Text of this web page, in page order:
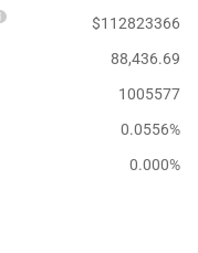
$112823366
88,436.69
1005577
0.0556%
0.000%